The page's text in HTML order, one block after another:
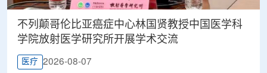
不列颠哥伦比亚癌症中心林国贤教授中国医学科
学院放射医学研究所开展学术交流
医疗 2026-08-07